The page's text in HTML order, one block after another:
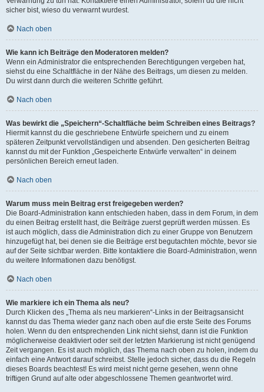
sicher bist, wieso du verwarnt wurdest.
Nach oben
Wie kann ich Beiträge den Moderatoren melden?
Wenn ein Administrator die entsprechenden Berechtigungen vergeben hat,
siehst du eine Schaltfläche in der Nähe des Beitrags, um diesen zu melden.
Du wirst dann durch die weiteren Schritte geführt.
Nach oben
Was bewirkt die „Speichern“-Schaltfläche beim Schreiben eines Beitrags?
Hiermit kannst du die geschriebene Entwürfe speichern und zu einem
späteren Zeitpunkt vervollständigen und absenden. Den gesicherten Beitrag
kannst du mit der Funktion „Gespeicherte Entwürfe verwalten“ in deinem
persönlichen Bereich erneut laden.
Nach oben
Warum muss mein Beitrag erst freigegeben werden?
Die Board-Administration kann entschieden haben, dass in dem Forum, in dem
du einen Beitrag erstellt hast, die Beiträge zuerst geprüft werden müssen. Es
ist auch möglich, dass die Administration dich zu einer Gruppe von Benutzern
hinzugefügt hat, bei denen sie die Beiträge erst begutachten möchte, bevor sie
auf der Seite sichtbar werden. Bitte kontaktiere die Board-Administration, wenn
du weitere Informationen dazu benötigst.
Nach oben
Wie markiere ich ein Thema als neu?
Durch Klicken des „Thema als neu markieren“-Links in der Beitragsansicht
kannst du das Thema wieder ganz nach oben auf die erste Seite des Forums
holen. Wenn du den entsprechenden Link nicht siehst, dann ist die Funktion
möglicherweise deaktiviert oder seit der letzten Markierung ist nicht genügend
Zeit vergangen. Es ist auch möglich, das Thema nach oben zu holen, indem du
einfach eine Antwort darauf schreibst. Stelle jedoch sicher, dass du die Regeln
dieses Boards beachtest! Es wird meist nicht gerne gesehen, wenn ohne
triftigen Grund auf alte oder abgeschlossene Themen geantwortet wird.